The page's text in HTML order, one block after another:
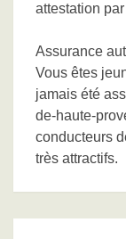
attestation
Assurance
Vous êtes
jamais été
de-haute-
conducteurs
très attractifs.